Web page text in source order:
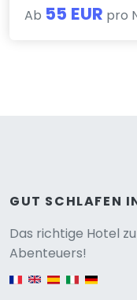
Ab 55 EUR pro
GUT SCHLAFEN
Das richtige Hotel
Abenteuers!